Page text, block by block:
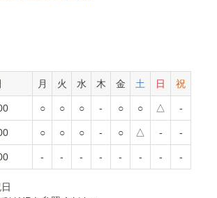
月 火 水 木 金 土 日 祝
○ ○ ○ - ○ ○ △ -
○ ○ ○ - ○ △ - -
- - - - - - - -